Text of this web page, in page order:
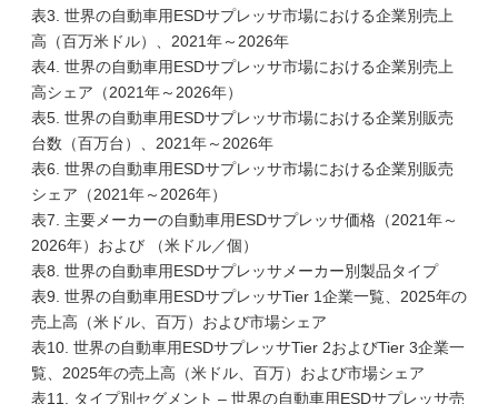
表3. 世界の自動車用ESDサプレッサ市場における企業別売上
高（百万米ドル）、2021年～2026年
表4. 世界の自動車用ESDサプレッサ市場における企業別売上
高シェア（2021年～2026年）
表5. 世界の自動車用ESDサプレッサ市場における企業別販売
台数（百万台）、2021年～2026年
表6. 世界の自動車用ESDサプレッサ市場における企業別販売
シェア（2021年～2026年）
表7. 主要メーカーの自動車用ESDサプレッサ価格（2021年～
2026年）および （米ドル／個）
表8. 世界の自動車用ESDサプレッサメーカー別製品タイプ
表9. 世界の自動車用ESDサプレッサTier 1企業一覧、2025年の
売上高（米ドル、百万）および市場シェア
表10. 世界の自動車用ESDサプレッサTier 2およびTier 3企業一
覧、2025年の売上高（米ドル、百万）および市場シェア
表11. タイプ別セグメント – 世界の自動車用ESDサプレッサ売